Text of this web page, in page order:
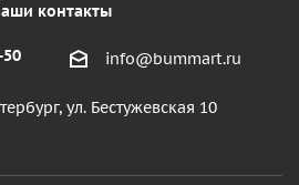
контакты
50 info@bummart.ru
ул. Бестужевская 10